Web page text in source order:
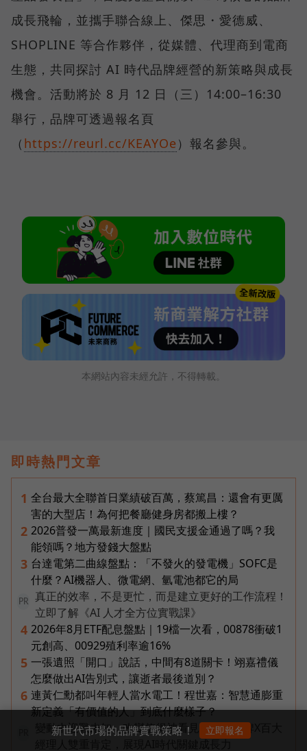
成長飛輪，並攜手聯合線上、傑思・愛德威、
SHOPLINE 等合作夥伴，從媒體、代理商到電商
生態，共同探討 AI 時代品牌經營的新策略與成長
機會。活動將於 8 月 12 日（三）14:00–16:30
舉行，品牌可透過報名頁
（ https://reurl.cc/KEAYOe ）報名參與。
本網站內容未經允許，不得轉載。
即時熱門文章
1 全台最大全聯首日業績破百萬，蔡篤昌：還會有更厲
害的大型店！為何把餐廳健身房都搬上樓？
2 2026普發一萬最新進度｜國民支援金通過了嗎？我
能領嗎？地方發錢大盤點
3 台達電第二曲線盤點：「不發火的發電機」SOFC是
什麼？AI機器人、微電網、氫電池都它的局
PR
真正的效率，不是更忙，而是建立更好的工作流程！
立即了解《AI 人才全方位實戰課》
4 2026年8月ETF配息盤點｜19檔一次看，00878衝破1
元創高、00929殖利率逾16%
5 一張遺照「開口」說話，中間有8道關卡！翊嘉禮儀
怎麼做出AI告別式，讓逝者最後道別？
6 連黃仁勳都叫年輕人當水電工！程世嘉：智慧通膨重
新定義「有價值的人」到底什麼樣子？
變動中迎戰未知，改變值得被看見！國際品牌X百大
新世代市場的品牌實戰策略！ 立即報名